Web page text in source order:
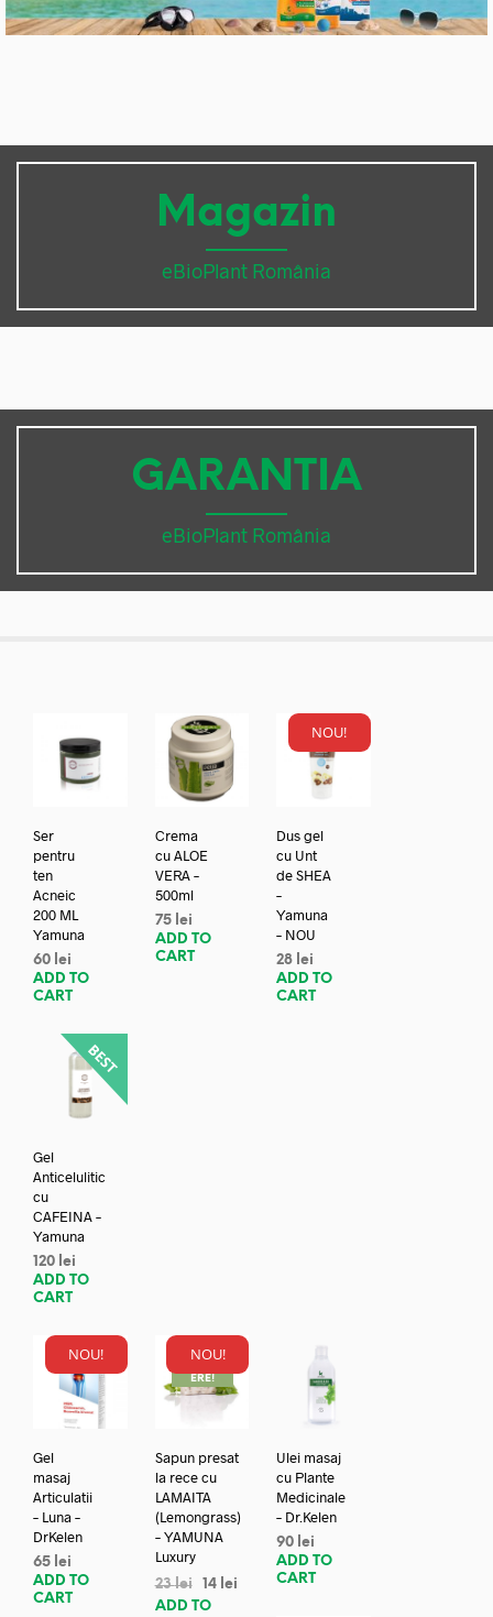
Magazin
eBioPlant România
GARANTIA
eBioPlant România
Ser
pentru
ten
Acneic
200 ML
Yamuna
60 lei
ADD TO
CART
Crema
cu ALOE
VERA –
500ml
75 lei
ADD TO
CART
NOU!
Dus gel
cu Unt
de SHEA
–
Yamuna
– NOU
28 lei
ADD TO
CART
Gel
Anticelulitic
cu
CAFEINA –
Yamuna
120 lei
ADD TO
CART
NOU!
Gel
masaj
Articulatii
– Luna –
DrKelen
65 lei
ADD TO
CART
NOU!
REDUC
ERE!
Sapun presat
la rece cu
LAMAITA
(Lemongrass)
– YAMUNA
Luxury
23lei 14 lei
ADD TO
Ulei masaj
cu Plante
Medicinale
– Dr.Kelen
90 lei
ADD TO
CART